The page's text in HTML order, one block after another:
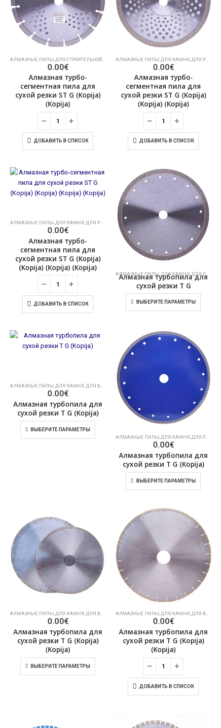
АЛМАЗНЫЕ ПИЛЫ ДЛЯ СТРОИТЕЛЬНОЙ ОТРАСЛИ ,УГЛОВЫЕ ШЛИФОВАЛЬНЫЕ МАШИНЫ
0.00€
Алмазная турбо-
сегментная пила для
сухой резки ST G (Kopija)
(Kopija)
ДОБАВИТЬ В СПИСОК
АЛМАЗНЫЕ ПИЛЫ ДЛЯ КАМНЯ ДЛЯ РЕЗКИ СУХОГО КАМНЯ
0.00€
Алмазная турбо-
сегментная пила для
сухой резки ST G (Kopija)
(Kopija) (Kopija)
ДОБАВИТЬ В СПИСОК
АЛМАЗНЫЕ ПИЛЫ ДЛЯ КАМНЯ ДЛЯ РЕЗКИ СУХОГО КАМНЯ
0.00€
Алмазная турбо-
сегментная пила для
сухой резки ST G (Kopija)
(Kopija) (Kopija) (Kopija)
ДОБАВИТЬ В СПИСОК
АЛМАЗНЫЕ ПИЛЫ ДЛЯ КАМНЯ ДЛЯ РЕЗКИ СУХОГО КАМНЯ
Алмазная турбопила для
сухой резки T G
ВЫБЕРИТЕ ПАРАМЕТРЫ
АЛМАЗНЫЕ ПИЛЫ ДЛЯ КАМНЯ ДЛЯ ВЛАЖНОЙ РЕЗКИ КАМНЯ
0.00€
Алмазная турбопила для
сухой резки T G (Kopija)
ВЫБЕРИТЕ ПАРАМЕТРЫ
АЛМАЗНЫЕ ПИЛЫ ДЛЯ КАМНЯ ДЛЯ РЕЗКИ СУХОГО КАМНЯ
0.00€
Алмазная турбопила для
сухой резки T G (Kopija)
ВЫБЕРИТЕ ПАРАМЕТРЫ
АЛМАЗНЫЕ ПИЛЫ ,ДЛЯ КАМНЯ,ДЛЯ ВЛАЖНОЙ РЕЗКИ КАМНЯ
0.00€
Алмазная турбопила для
сухой резки T G (Kopija)
(Kopija)
ВЫБЕРИТЕ ПАРАМЕТРЫ
АЛМАЗНЫЕ ПИЛЫ ,ДЛЯ КАМНЯ,ДЛЯ ВЛАЖНОЙ РЕЗКИ КАМНЯ
0.00€
Алмазная турбопила для
сухой резки T G (Kopija)
(Kopija)
ДОБАВИТЬ В СПИСОК